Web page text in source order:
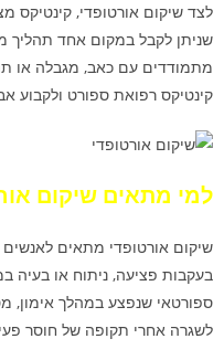
לצד שיקום אורטופדי, קינטיקס
שניתן לקבל במקום אחד תהליך
מתמודדים עם כאב, מגבלה או
קינטיקס רפואת ספורט ולקבוע
למי מתאים שיקום
שיקום אורטופדי מתאים
בעקבות פציעה, ניתוח או בעיה
ספורטאי שנפצע במהלך
לשגרה אחרי תקופה של חוסר